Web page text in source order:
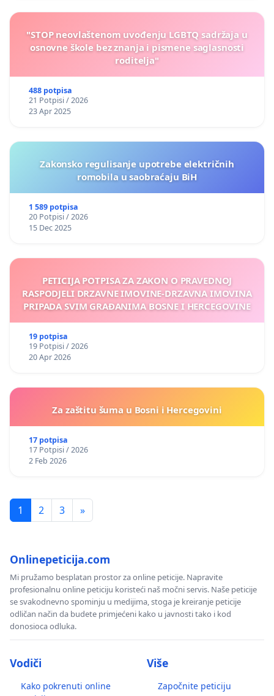
"STOP neovlaštenom uvođenju LGBTQ sadržaja u
osnovne škole bez znanja i pismene saglasnosti
roditelja"
488 potpisa
21 Potpisi / 2026
23 Apr 2025
Zakonsko regulisanje upotrebe električnih
romobila u saobraćaju BiH
1 589 potpisa
20 Potpisi / 2026
15 Dec 2025
PETICIJA POTPISA ZA ZAKON O PRAVEDNOJ
RASPODJELI DRZAVNE IMOVINE-DRZAVNA IMOVINA
PRIPADA SVIM GRAĐANIMA BOSNE I HERCEGOVINE
19 potpisa
19 Potpisi / 2026
20 Apr 2026
Za zaštitu šuma u Bosni i Hercegovini
17 potpisa
17 Potpisi / 2026
2 Feb 2026
1 2 3 »
Onlinepeticija.com
Mi pružamo besplatan prostor za online peticije. Napravite
profesionalnu online peticiju koristeći naš močni servis. Naše peticije
se svakodnevno spominju u medijima, stoga je kreiranje peticije
odličan način da budete primjećeni kako u javnosti tako i kod
donosioca odluka.
Vodiči
Kako pokrenuti online
Više
Započnite peticiju